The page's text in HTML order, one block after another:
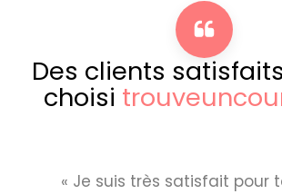
Des clients
choisi
« Je suis très satisfait pour